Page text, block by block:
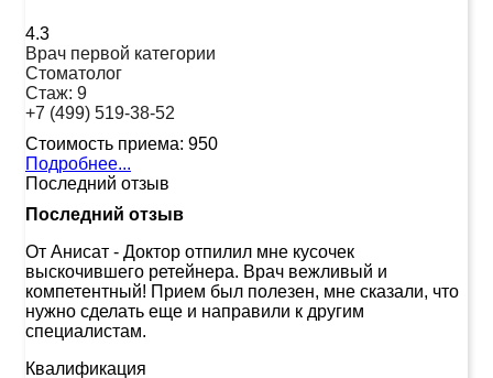
4.3
Врач первой категории
Стоматолог
Стаж: 9
+7 (499) 519-38-52
Стоимость приема: 950
Подробнее...
Последний отзыв
Последний отзыв
От Анисат - Доктор отпилил мне кусочек
выскочившего ретейнера. Врач вежливый и
компетентный! Прием был полезен, мне сказали, что
нужно сделать еще и направили к другим
специалистам.
Квалификация